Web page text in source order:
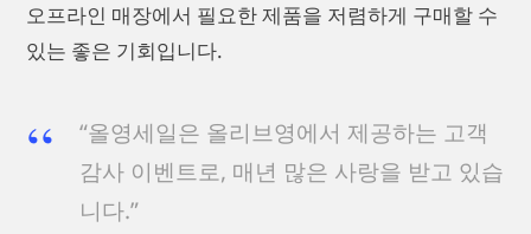
오프라인 매장에서 필요한 제품을 저렴하게 구매할 수
있는 좋은 기회입니다.
“올영세일은 올리브영에서 제공하는 고객
감사 이벤트로, 매년 많은 사랑을 받고 있습
니다.”